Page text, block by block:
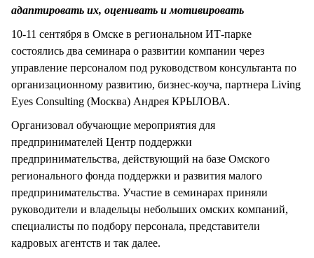
адаптировать их, оценивать и мотивировать
10-11 сентября в Омске в региональном ИТ-парке
состоялись два семинара о развитии компании через
управление персоналом под руководством консультанта по
организационному развитию, бизнес-коуча, партнера Living
Eyes Consulting (Москва) Андрея КРЫЛОВА.
Организовал обучающие мероприятия для
предпринимателей Центр поддержки
предпринимательства, действующий на базе Омского
регионального фонда поддержки и развития малого
предпринимательства. Участие в семинарах приняли
руководители и владельцы небольших омских компаний,
специалисты по подбору персонала, представители
кадровых агентств и так далее.